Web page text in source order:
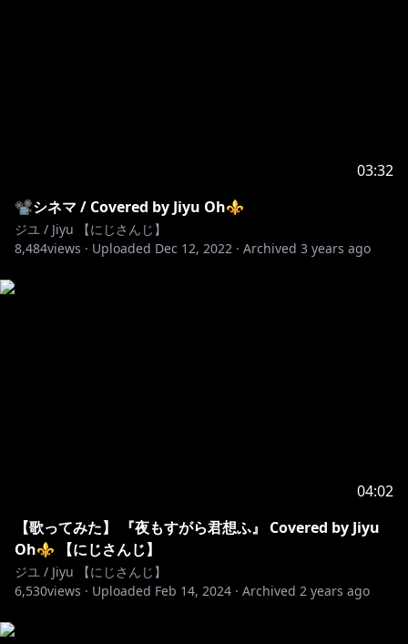
03:32
📽️シネマ / Covered by Jiyu Oh⚜
ジユ / Jiyu 【にじさんじ】
8,484views · Uploaded Dec 12, 2022 · Archived 3 years ago
04:02
【歌ってみた】 『夜もすがら君想ふ』 Covered by Jiyu
Oh⚜ 【にじさんじ】
ジユ / Jiyu 【にじさんじ】
6,530views · Uploaded Feb 14, 2024 · Archived 2 years ago